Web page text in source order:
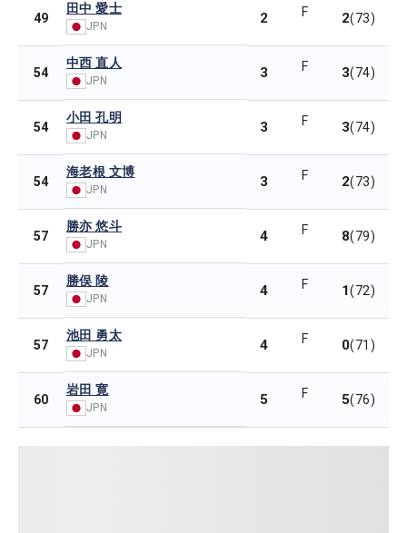
49
田中 愛士
JPN 2 F 2(73)
54
中西 直人
JPN 3 F 3(74)
54
小田 孔明
JPN 3 F 3(74)
54
海老根 文博
JPN 3 F 2(73)
57
勝亦 悠斗
JPN 4 F 8(79)
57
勝俣 陵
JPN 4 F 1(72)
57
池田 勇太
JPN 4 F 0(71)
60
岩田 寛
JPN 5 F 5(76)